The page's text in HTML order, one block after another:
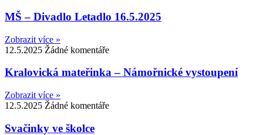
MŠ – Divadlo Letadlo 16.5.2025
Zobrazit více »
12.5.2025 Žádné komentáře
Kralovická mateřinka – Námořnické vystoupení
Zobrazit více »
12.5.2025 Žádné komentáře
Svačinky ve školce